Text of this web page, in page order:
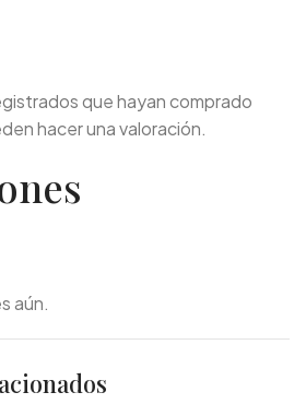
aún.
que hayan comprado
hacer una valoración.